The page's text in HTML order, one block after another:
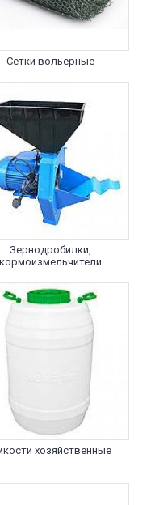
Сетки вольерные
Зернодробилки,
кормоизмельчители
хозяйственные